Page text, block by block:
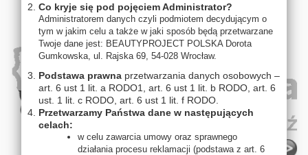
Co kryje się pod pojęciem Administrator?
Administratorem danych czyli podmiotem decydującym o
tym w jakim celu a także w jaki sposób będą przetwarzane
Twoje dane jest: BEAUTYPROJECT POLSKA Dorota
Gumkowska, ul. Rajska 69, 54-028 Wrocław.
Podstawa prawna przetwarzania danych osobowych –
art. 6 ust 1 lit. a RODO1, art. 6 ust 1 lit. b RODO, art. 6
ust. 1 lit. c RODO, art. 6 ust 1 lit. f RODO.
Przetwarzamy Państwa dane w następujących
celach:
w celu zawarcia umowy oraz sprawnego
działania procesu reklamacji (podstawa z art. 6